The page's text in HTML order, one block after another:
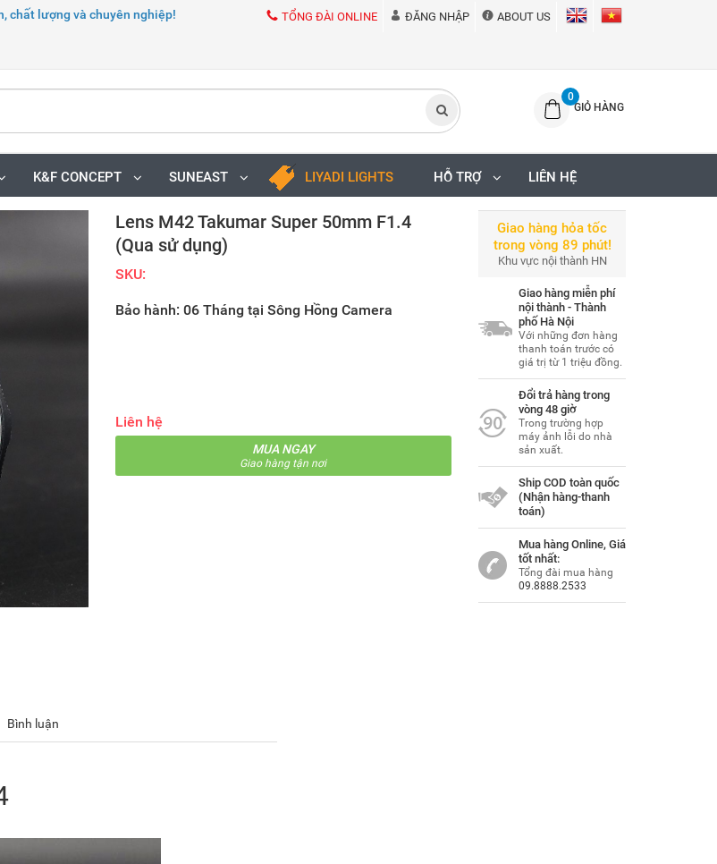
chất lượng và chuyên nghiệp! TỔNG ĐÀI ONLINE ĐĂNG NHẬP ABOUT US
0
GIỎ HÀNG
K&F CONCEPT SUNEAST LIYADI LIGHTS HỖ TRỢ LIÊN HỆ
Lens M42 Takumar Super 50mm F1.4
(Qua sử dụng)
SKU:
Bảo hành: 06 Tháng tại Sông Hồng Camera
Liên hệ
MUA NGAY
Giao hàng tận nơi
Giao hàng hỏa tốc
trong vòng 89 phút!
Khu vực nội thành HN
Giao hàng miễn phí
nội thành - Thành
phố Hà Nội
Với những đơn hàng
thanh toán trước có
giá trị từ 1 triệu đồng.
Đổi trả hàng trong
vòng 48 giờ
Trong trường hợp
máy ảnh lỗi do nhà
sản xuất.
Ship COD toàn quốc
(Nhận hàng-thanh
toán)
Mua hàng Online, Giá
tốt nhất:
Tổng đài mua hàng
09.8888.2533
Bình luận